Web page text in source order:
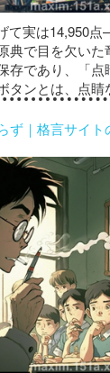
て実は14,950
典で目を欠いた
存であり、「
タンとは、点睛
ず｜格言サイト